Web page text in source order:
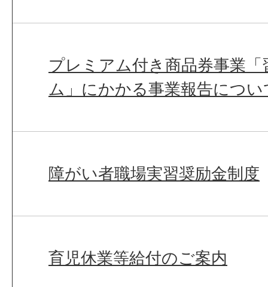
プレミアム付き商品券事業
ム」にかかる事業報告につい
障がい者職場実習奨励金制度
育児休業等給付のご案内